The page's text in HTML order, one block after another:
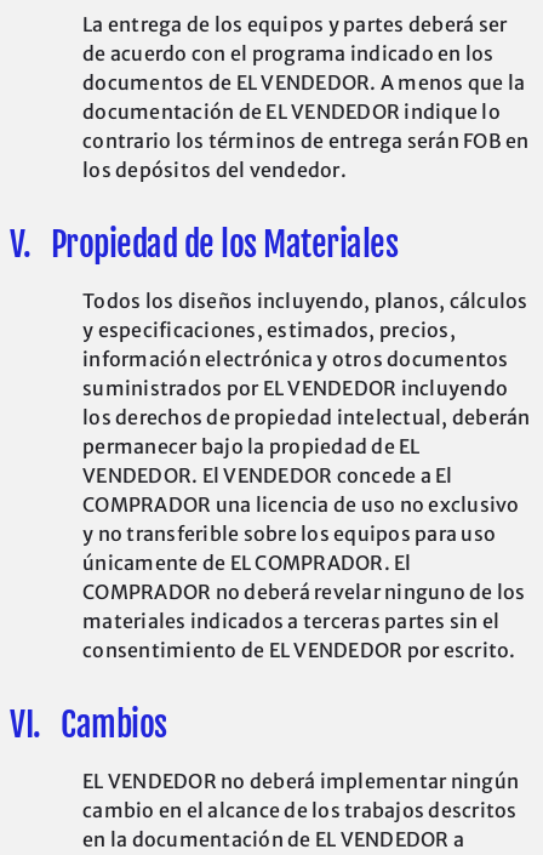
La entrega de los equipos y partes deberá ser
de acuerdo con el programa indicado en los
documentos de EL VENDEDOR. A menos que la
documentación de EL VENDEDOR indique lo
contrario los términos de entrega serán FOB en
los depósitos del vendedor.
V. Propiedad de los Materiales
Todos los diseños incluyendo, planos, cálculos
y especificaciones, estimados, precios,
información electrónica y otros documentos
suministrados por EL VENDEDOR incluyendo
los derechos de propiedad intelectual, deberán
permanecer bajo la propiedad de EL
VENDEDOR. El VENDEDOR concede a El
COMPRADOR una licencia de uso no exclusivo
y no transferible sobre los equipos para uso
únicamente de EL COMPRADOR. El
COMPRADOR no deberá revelar ninguno de los
materiales indicados a terceras partes sin el
consentimiento de EL VENDEDOR por escrito.
VI. Cambios
EL VENDEDOR no deberá implementar ningún
cambio en el alcance de los trabajos descritos
en la documentación de EL VENDEDOR a